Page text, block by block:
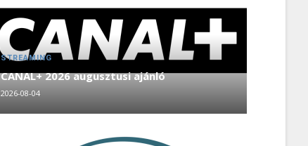
STREAMING
CANAL+ 2026 augusztusi ajánló
2026-08-04